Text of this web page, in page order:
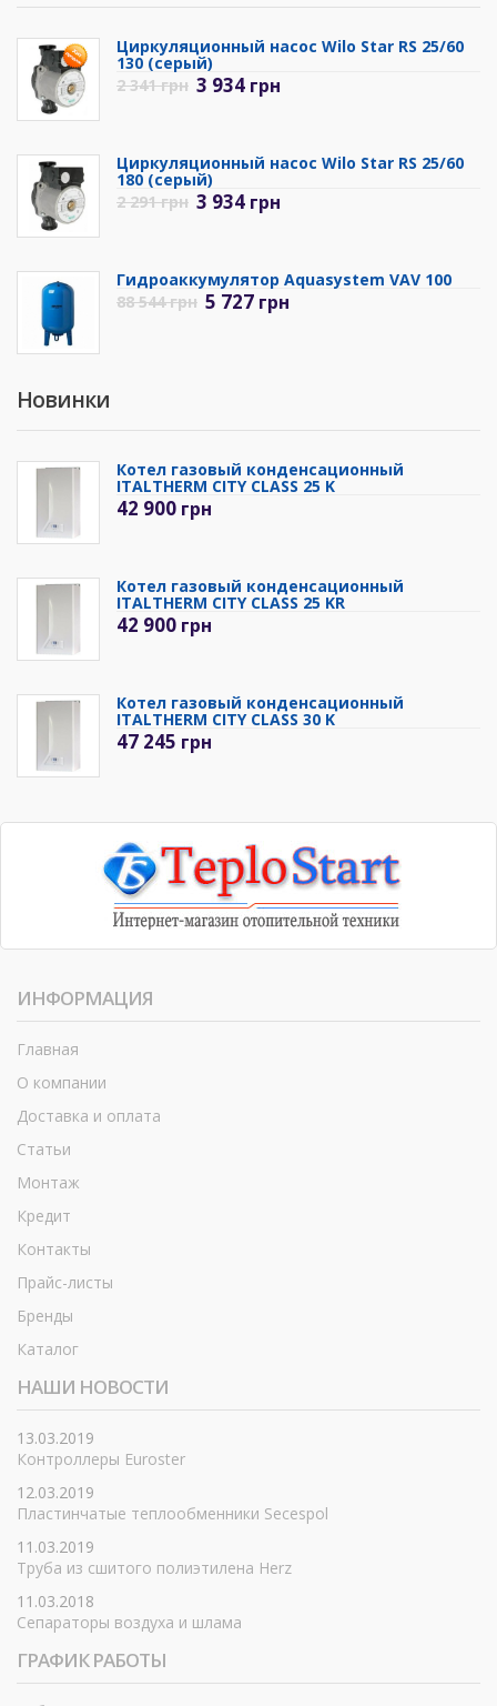
Циркуляционный насос Wilo Star RS 25/60
130 (серый)
2 341грн 3 934 грн
Циркуляционный насос Wilo Star RS 25/60
180 (серый)
2 291грн 3 934 грн
Гидроаккумулятор Aquasystem VAV 100
88 544грн 5 727 грн
Новинки
Котел газовый конденсационный
ITALTHERM CITY CLASS 25 K
42 900 грн
Котел газовый конденсационный
ITALTHERM CITY CLASS 25 KR
42 900 грн
Котел газовый конденсационный
ITALTHERM CITY CLASS 30 K
47 245 грн
ИНФОРМАЦИЯ
Главная
О компании
Доставка и оплата
Статьи
Монтаж
Кредит
Контакты
Прайс-листы
Бренды
Каталог
НАШИ НОВОСТИ
13.03.2019
Контроллеры Euroster
12.03.2019
Пластинчатые теплообменники Secespol
11.03.2019
Труба из сшитого полиэтилена Herz
11.03.2018
Сепараторы воздуха и шлама
ГРАФИК РАБОТЫ